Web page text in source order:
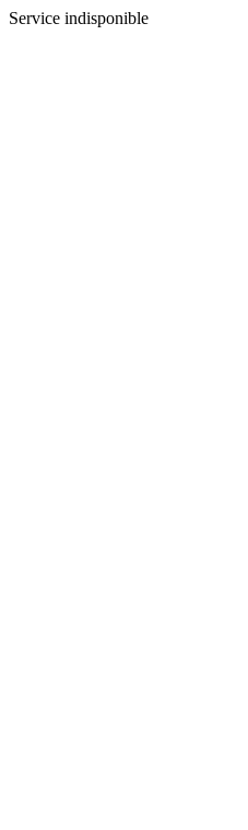
Service indisponible